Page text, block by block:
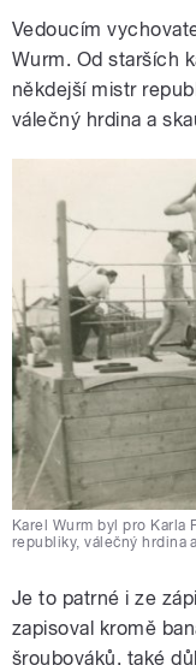
Vedoucím
Wurm. Od starších
někdejší mistr
válečný hrdina a
Karel Wurm byl pro
republiky, válečný hrdina
Je to patrné i ze
zapisoval kromě
šroubováků, také